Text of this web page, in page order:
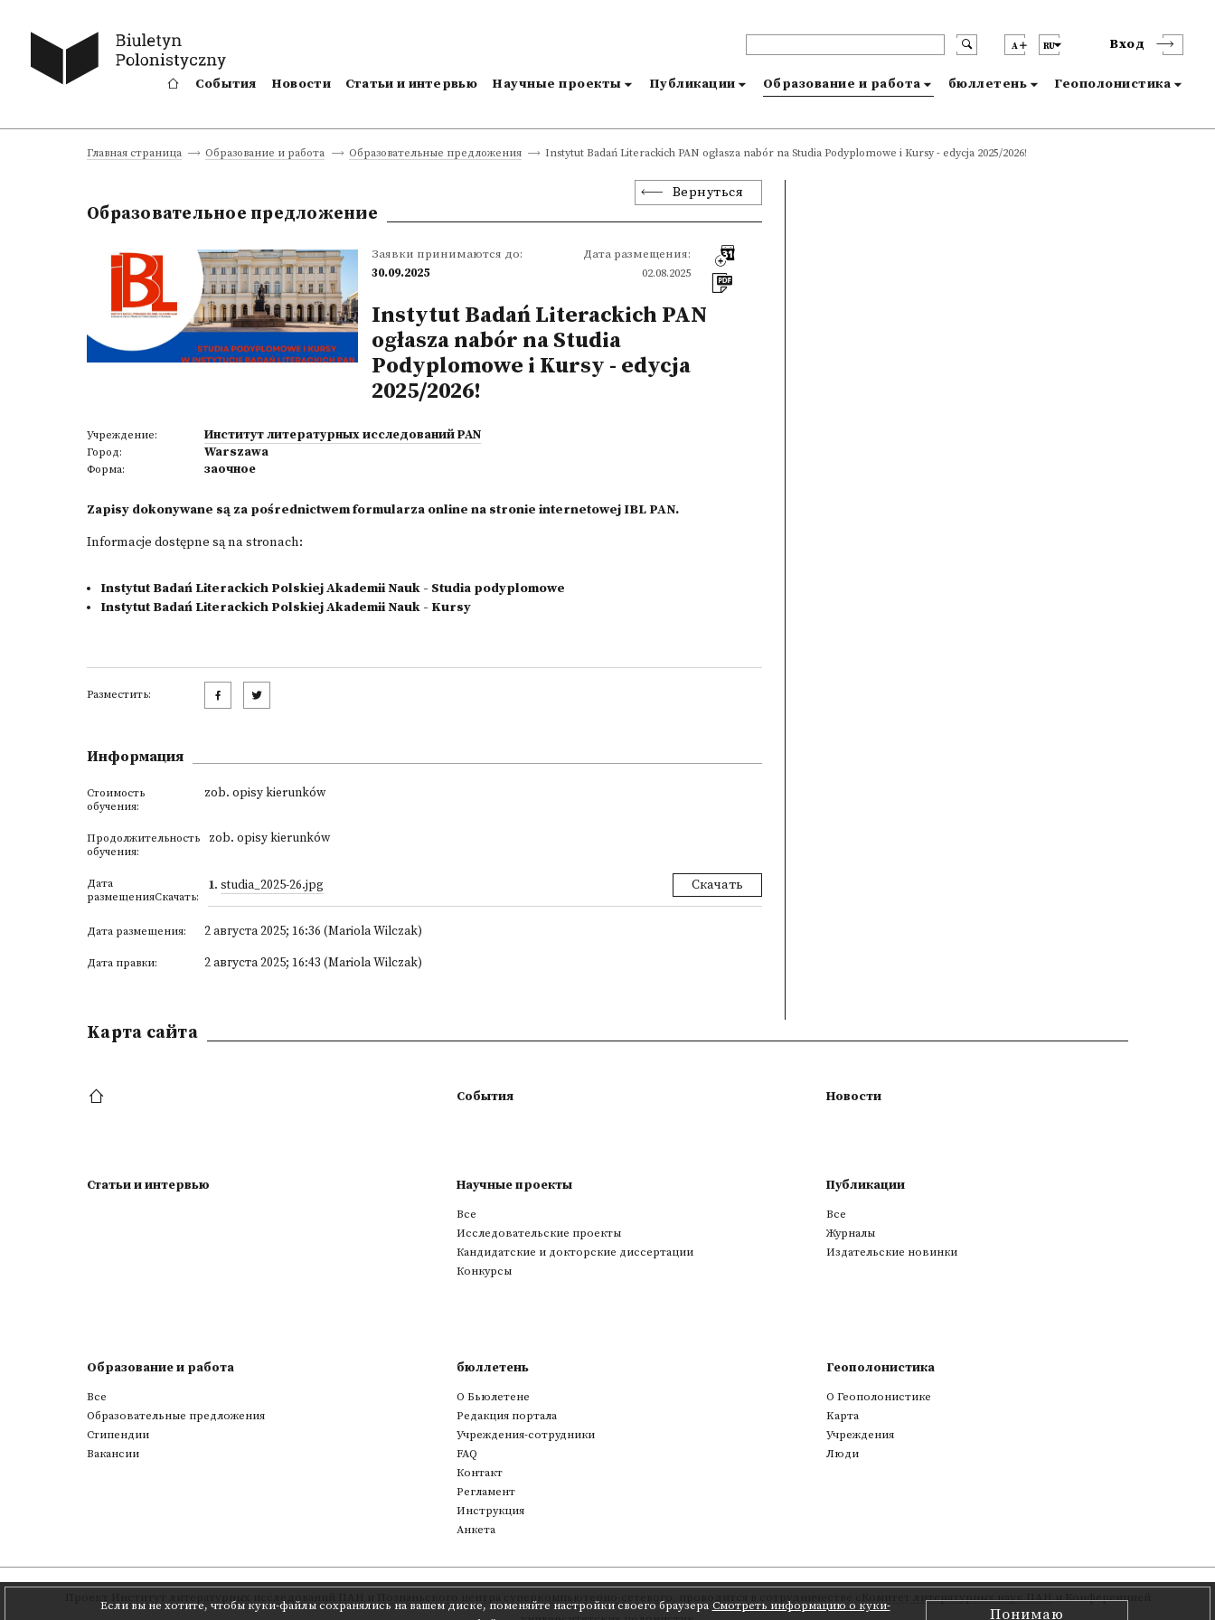
A RU Вход
События Новости Статьи и интервью Научные проекты Публикации Образование и работа бюллетень Геополонистика
Главная страница Образование и работа Образовательные предложения Instytut Badań Literackich PAN ogłasza nabór na Studia Podyplomowe i Kursy - edycja 2025/2026!
Вернуться
Образовательное предложение
Заявки принимаются до:
30.09.2025
Дата размещения:
02.08.2025
Instytut Badań Literackich PAN
ogłasza nabór na Studia
Podyplomowe i Kursy - edycja
2025/2026!
Учреждение: Институт литературных исследований PAN
Город: Warszawa
Форма: заочное
Zapisy dokonywane są za pośrednictwem formularza online na stronie internetowej IBL PAN.
Informacje dostępne są na stronach:
Instytut Badań Literackich Polskiej Akademii Nauk - Studia podyplomowe
Instytut Badań Literackich Polskiej Akademii Nauk - Kursy
Разместить:
Информация
Стоимость
обучения:
zob. opisy kierunków
Продолжительность
обучения:
zob. opisy kierunków
Дата
размещенияСкачать:
1. studia_2025-26.jpg Скачать
Дата размещения: 2 августа 2025; 16:36 (Mariola Wilczak)
Дата правки: 2 августа 2025; 16:43 (Mariola Wilczak)
Если вы не хотите, чтобы куки-файлы сохранялись на вашем диске, поменяйте настройки своего браузера Смотреть информацию о куки-
Понимаю
Kарта сайта
События Новости
Статьи и интервью Научные проекты
Все
Исследовательские проекты
Кандидатские и докторские диссертации
Конкурсы
Публикации
Все
Журналы
Издательские новинки
Образование и работа
Все
Образовательные предложения
Стипендии
Вакансии
бюллетень
О Бьюлетене
Редакция портала
Учреждения-сотрудники
FAQ
Контакт
Регламент
Инструкция
Анкета
Геополонистика
О Геополонистике
Kарта
Учреждения
Люди
Институт литературных исследований ПАН Познаньского центра суперкомпьютерно-сетевого проводится в сотрудничестве с Комитет литературных наук ПАНи Конференцией